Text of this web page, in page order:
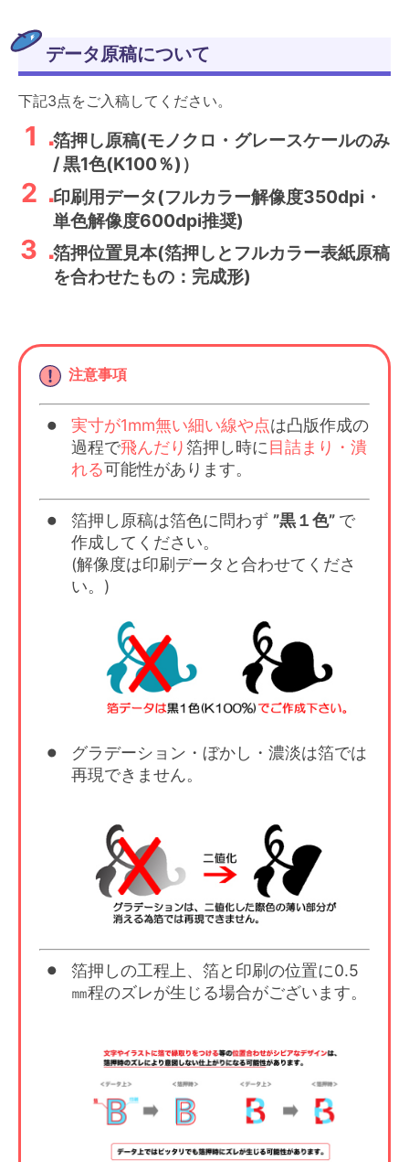
データ原稿について
下記3点をご入稿してください。
箔押し原稿(モノクロ・グレースケールのみ
/ 黒1色(K100％)）
印刷用データ(フルカラー解像度350dpi・
単色解像度600dpi推奨)
箔押位置見本(箔押しとフルカラー表紙原稿
を合わせたもの：完成形)
注意事項
実寸が1mm無い細い線や点は凸版作成の
過程で飛んだり箔押し時に目詰まり・潰
れる可能性があります。
箔押し原稿は箔色に問わず”黒１色” で
作成してください。
(解像度は印刷データと合わせてくださ
い。)
グラデーション・ぼかし・濃淡は箔では
再現できません。
箔押しの工程上、箔と印刷の位置に0.5
㎜程のズレが生じる場合がございます。